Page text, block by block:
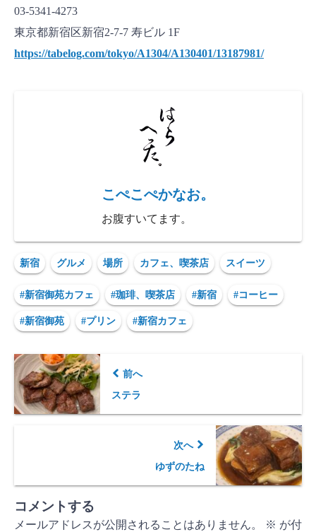
03-5341-4273
東京都新宿区新宿2-7-7 寿ビル 1F
https://tabelog.com/tokyo/A1304/A130401/13187981/
こぺこぺかなお。
お腹すいてます。
新宿 グルメ 場所 カフェ、喫茶店 スイーツ
#新宿御苑カフェ #珈琲、喫茶店 #新宿 #コーヒー
#新宿御苑 #プリン #新宿カフェ
前へ
ステラ
次へ
ゆずのたね
コメントする
メールアドレスが公開されることはありません。 ※ が付